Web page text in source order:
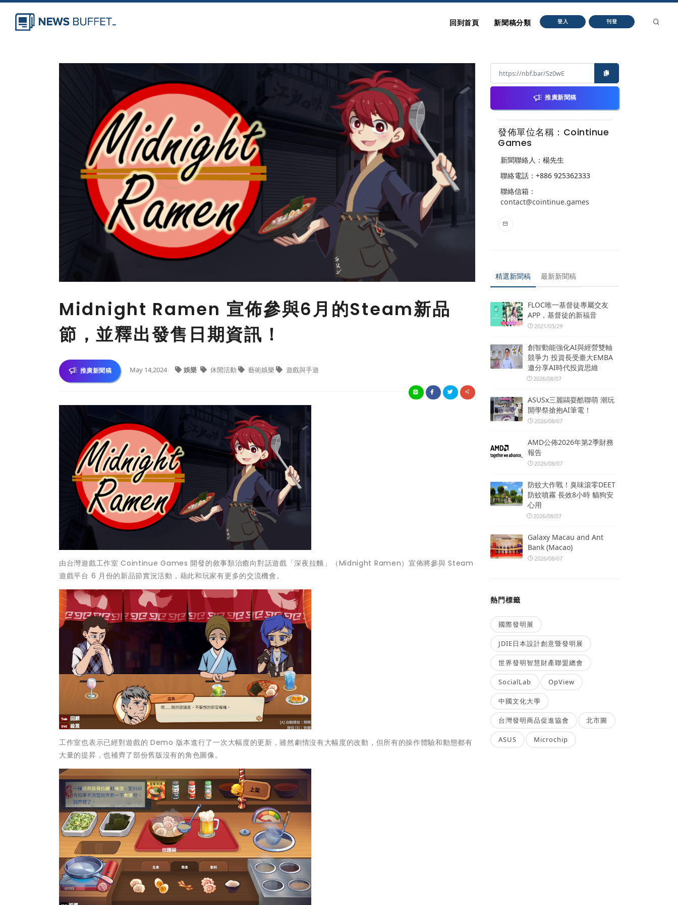
回到首頁 新聞稿分類 登入 刊登
Midnight Ramen 宣佈參與6月的Steam新品
節，並釋出發售日期資訊！
推廣新聞稿 May 14,2024 娛樂 休閒活動 藝術娛樂 遊戲與手遊
由台灣遊戲工作室 Cointinue Games 開發的敘事類治癒向對話遊戲「深夜拉麵」（Midnight Ramen）宣佈將參與 Steam
遊戲平台 6 月份的新品節實況活動，藉此和玩家有更多的交流機會。
工作室也表示已經對遊戲的 Demo 版本進行了一次大幅度的更新，雖然劇情沒有大幅度的改動，但所有的操作體驗和動態都有
大量的提昇，也補齊了部份舊版沒有的角色圖像。
推廣新聞稿
發佈單位名稱：Cointinue
Games
新聞聯絡人：楊先生
聯絡電話：+886 925362333
聯絡信箱：
contact@cointinue.games
精選新聞稿 最新新聞稿
FLOC唯一基督徒專屬交友
APP，基督徒的新福音
2021/03/29
創智動能強化AI與經營雙軸
競爭力 投資長受臺大EMBA
邀分享AI時代投資思維
2026/08/07
ASUSx三麗鷗耍酷聯萌 潮玩
開學祭搶抱AI筆電！
2026/08/07
AMD公佈2026年第2季財務
報告
2026/08/07
防蚊大作戰！臭味滾零DEET
防蚊噴霧 長效8小時 貓狗安
心用
2026/08/07
Galaxy Macau and Ant
Bank (Macao)
2026/08/07
熱門標籤
國際發明展
JDIE日本設計創意暨發明展
世界發明智慧財產聯盟總會
SocialLab OpView
中國文化大學
台灣發明商品促進協會 北市圖
ASUS Microchip